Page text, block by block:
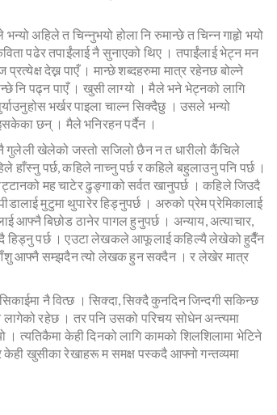
अहिले त चिन्नुभयो होला नि रुमान्छे त चिन्न गाहृो भयो
पढेर तपाईंलाई नै सुनाएको थिए । तपाईंलाई भेट्न मन
देख्न पाएँ । मान्छे शब्दहरुमा मात्र रहेनछ बोल्ने
नि पढ्न पाएँ । खुसी लाग्यो । मैले भने भेट्नको लागि
भर्खर पाइला चाल्न सिक्दैछु । उसले भन्यो
छन् । मैले भनिरहन पर्दैन ।
गुलेली खेलेको जस्तो सजिलो छैन न त धारीलो कैंचिले
पर्छ, कहिले नाच्नु पर्छ र कहिले बहुलाउनु पनि पर्छ ।
मह चाटेर ढुङ्गाको सर्वत खानुपर्छ । कहिले जिउदै
मुटुमा थुपारेर हिड्नुपर्छ । अरुको प्रेम प्रेमिकालाई
आफ्नै बिछोड ठानेर पागल हुनुपर्छ । अन्याय, अत्याचार,
हिड्नु पर्छ । एउटा लेखकले आफूलाई कहिल्यै लेखेको हुदैँन
आफ्नै सम्झदैन त्यो लेखक हुन सक्दैन । र लेखेर मात्र
नै वित्छ । सिक्दा, सिक्दै कुनदिन जिन्दगी सकिन्छ
रहेछ । तर पनि उसको परिचय सोधेन अन्त्यमा
त्यतिकैमा केही दिनको लागि कामको शिलशिलामा भेटिने
खुसीका रेखाहरू म समक्ष पस्कदै आफ्नो गन्तव्यमा